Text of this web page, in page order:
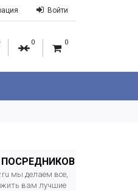
Войти
0 0
мы делаем все,
вам лучшие